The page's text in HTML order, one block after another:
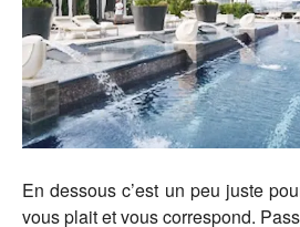
En dessous c’est un peu juste
vous plait et vous correspond.